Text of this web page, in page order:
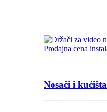
Nosači i kućišta